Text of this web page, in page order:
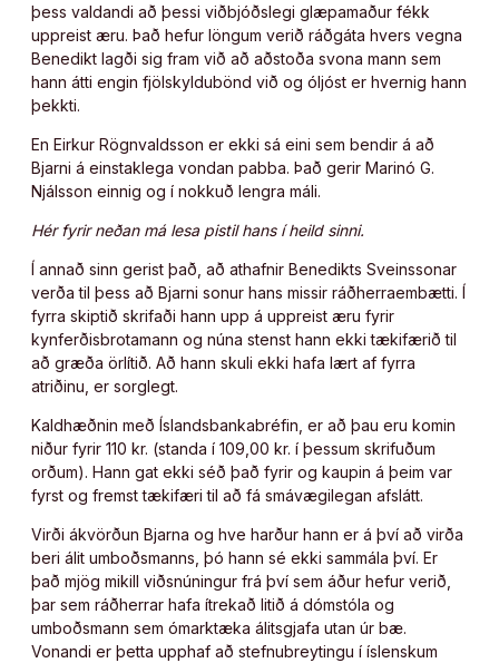
þess valdandi að þessi viðbjóðslegi glæpamaður fékk
uppreist æru. Það hefur löngum verið ráðgáta hvers vegna
Benedikt lagði sig fram við að aðstoða svona mann sem
hann átti engin fjölskyldubönd við og óljóst er hvernig hann
þekkti.
En Eirkur Rögnvaldsson er ekki sá eini sem bendir á að
Bjarni á einstaklega vondan pabba. Það gerir Marinó G.
Njálsson einnig og í nokkuð lengra máli.
Hér fyrir neðan má lesa pistil hans í heild sinni.
Í annað sinn gerist það, að athafnir Benedikts Sveinssonar
verða til þess að Bjarni sonur hans missir ráðherraembætti. Í
fyrra skiptið skrifaði hann upp á uppreist æru fyrir
kynferðisbrotamann og núna stenst hann ekki tækifærið til
að græða örlítið. Að hann skuli ekki hafa lært af fyrra
atriðinu, er sorglegt.
Kaldhæðnin með Íslandsbankabréfin, er að þau eru komin
niður fyrir 110 kr. (standa í 109,00 kr. í þessum skrifuðum
orðum). Hann gat ekki séð það fyrir og kaupin á þeim var
fyrst og fremst tækifæri til að fá smávægilegan afslátt.
Virði ákvörðun Bjarna og hve harður hann er á því að virða
beri álit umboðsmanns, þó hann sé ekki sammála því. Er
það mjög mikill viðsnúningur frá því sem áður hefur verið,
þar sem ráðherrar hafa ítrekað litið á dómstóla og
umboðsmann sem ómarktæka álitsgjafa utan úr bæ.
Vonandi er þetta upphaf að stefnubreytingu í íslenskum